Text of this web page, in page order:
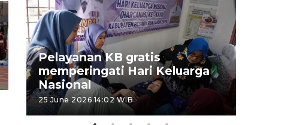
Pelayanan KB gratis
memperingati Hari Keluarga
Nasional
25 June 2026 14:02 WIB